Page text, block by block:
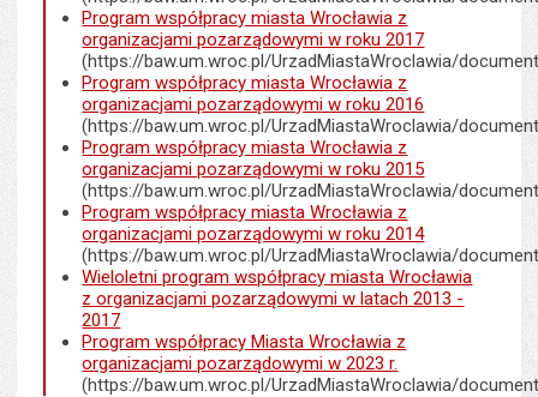
Program współpracy miasta Wrocławia z
organizacjami pozarządowymi w roku 2017
(https://baw.um.wroc.pl/UrzadMiastaWroclawia/
Program współpracy miasta Wrocławia z
organizacjami pozarządowymi w roku 2016
(https://baw.um.wroc.pl/UrzadMiastaWroclawia/
Program współpracy miasta Wrocławia z
organizacjami pozarządowymi w roku 2015
(https://baw.um.wroc.pl/UrzadMiastaWroclawia/
Program współpracy miasta Wrocławia z
organizacjami pozarządowymi w roku 2014
(https://baw.um.wroc.pl/UrzadMiastaWroclawia/
Wieloletni program współpracy miasta Wrocławia
z organizacjami pozarządowymi w latach 2013 -
2017
Program współpracy Miasta Wrocławia z
organizacjami pozarządowymi w 2023 r.
(https://baw.um.wroc.pl/UrzadMiastaWroclawia/